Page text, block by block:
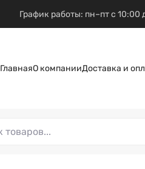
График работы: пн–пт с
ГлавнаяО компанииДоставка и